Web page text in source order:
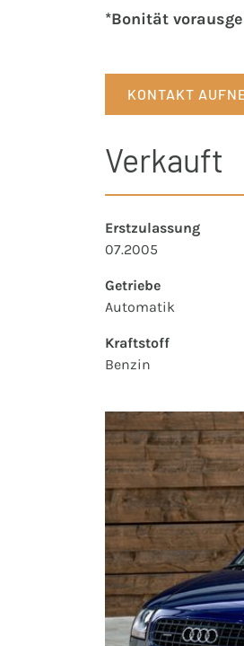
*Bonität
KONTAKT
Verkauft
Erstzulassung
07.2005
Getriebe
Automatik
Kraftstoff
Benzin